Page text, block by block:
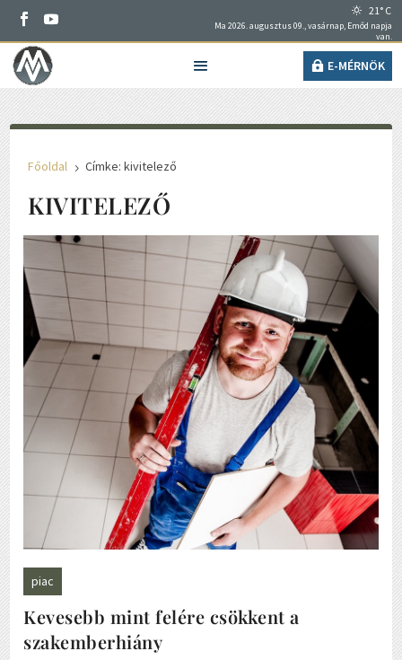
21° C
Ma 2026. augusztus 09., vasárnap, Emőd napja
van.
E-MÉRNÖK
Főoldal 5 Címke: kivitelező
KIVITELEZŐ
piac
Kevesebb mint felére csökkent a
szakemberhiány